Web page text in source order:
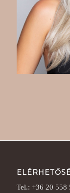
Tel.: +36 20 558